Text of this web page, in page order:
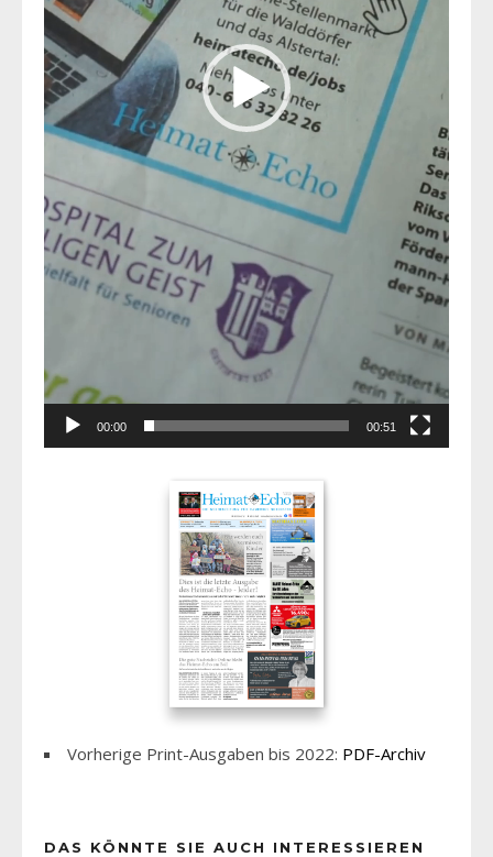
00:00 00:51
Vorherige Print-Ausgaben bis 2022: PDF-Archiv
DAS KÖNNTE SIE AUCH INTERESSIEREN